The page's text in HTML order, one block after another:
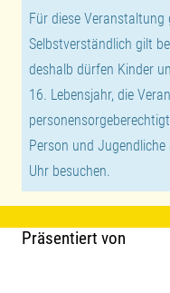
Für diese
Selbstverständlich gilt
deshalb dürfen Kinder
16. Lebensjahr, die
Person und
Uhr besuchen.
Präsentiert von